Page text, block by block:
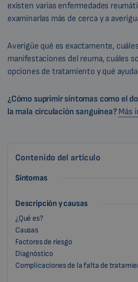
existen varias enfermedades
examinarlas más de cerca y a
Averigüe qué es exactamente,
manifestaciones del reuma, cuáles
opciones de tratamiento y qué
¿Cómo suprimir síntomas como el
la mala circulación sanguínea? Más
Contenido del artículo
Síntomas
Descripción y causas
¿Qué es?
Causas
Factores de riesgo
Diagnóstico
Complicaciones de la falta de